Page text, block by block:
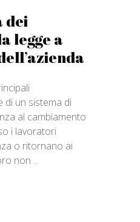
dei
legge a
di un sistema di
al cambiamento
i lavoratori
o ritornano ai
non